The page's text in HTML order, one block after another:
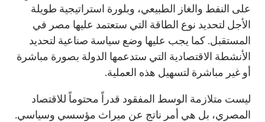
على النفط والغاز الطبيعي، وبلورة استراتيجية طويلة
الأجل لتحديد نوع الطاقة التي ستعتمد عليها مصر في
المستقبل. كما يجب عليها وضع سياسة صناعية لتحديد
الأنشطة الاقتصادية التي ستدعمها الدولة بصورة مباشرة
أو غير مباشرة لتسهيل هذه العملية.
ليست متلازمة الوسط المفقود قدراً محتوماً للاقتصاد
المصري، بل هي أمر ناتج عن ميراث مؤسسي وسياسي.